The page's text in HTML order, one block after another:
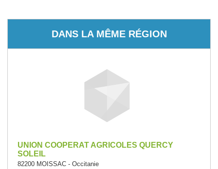
DANS LA MÊME RÉGION
UNION COOPERAT AGRICOLES QUERCY
SOLEIL
82200 MOISSAC - Occitanie